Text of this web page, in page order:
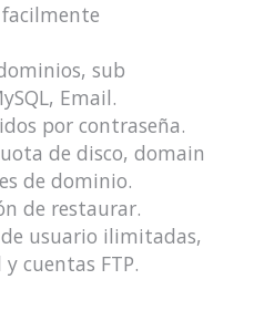
sub
Email.
por contraseña.
de disco, domain
de dominio.
de restaurar.
usuario ilimitadas,
cuentas FTP.